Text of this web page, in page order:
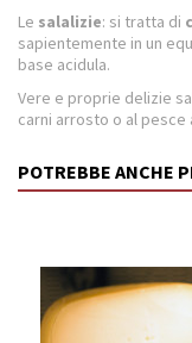
Le salalizie: si tratta di
sapientemente in un
base acidula.
Vere e proprie delizie
carni arrosto o al pesce
POTREBBE ANCHE